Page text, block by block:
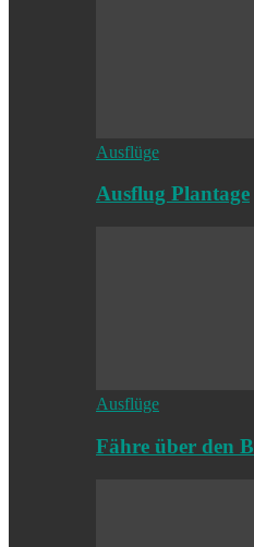
Ausflüge
Ausflug Plantage
Ausflüge
Fähre über den